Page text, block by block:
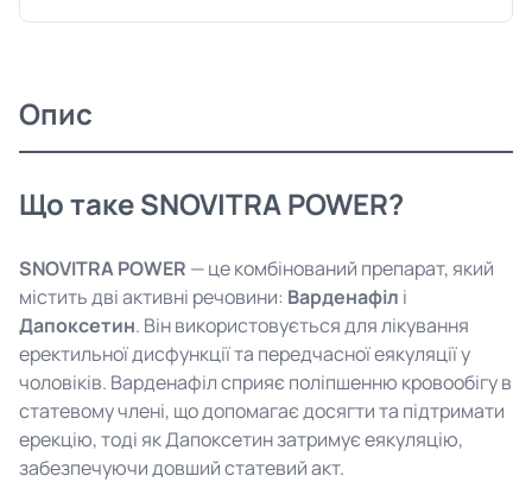
Опис
Що таке SNOVITRA POWER?
SNOVITRA POWER — це комбінований препарат, який
містить дві активні речовини: Варденафіл і
Дапоксетин. Він використовується для лікування
еректильної дисфункції та передчасної еякуляції у
чоловіків. Варденафіл сприяє поліпшенню кровообігу в
статевому члені, що допомагає досягти та підтримати
ерекцію, тоді як Дапоксетин затримує еякуляцію,
забезпечуючи довший статевий акт.